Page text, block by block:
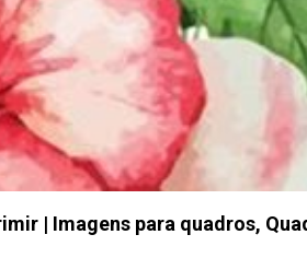
| Imagens para quadros,